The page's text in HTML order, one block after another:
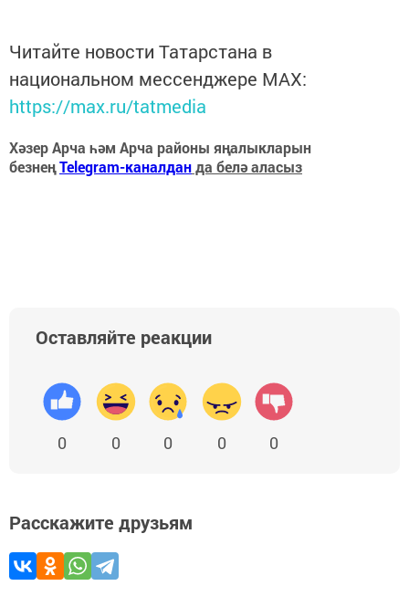
Читайте новости Татарстана в
национальном мессенджере MАХ:
https://max.ru/tatmedia
Хәзер Арча һәм Арча районы яңалыкларын
безнеңTelegram-каналданда белә аласыз
Оставляйте реакции
0 0 0 0 0
Расскажите друзьям